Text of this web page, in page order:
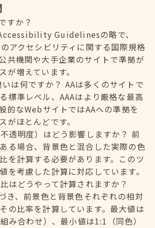
すか？
Guidelinesの略で、
アクセシビリティに関する国際規格
共機関や大手企業のサイトで準拠が
が増えています。
いは何ですか？ AAは多くのサイトで
標準レベル、AAAはより厳格な最高
的なWebサイトではAAへの準拠を
がほとんどです。
透明度）はどう影響しますか？ 前
る場合、背景色と混合した実際の色
を計算する必要があります。このツ
を考慮した計算に対応しています。
はどうやって計算されますか？
き、前景色と背景色それぞれの相対
の比率を計算しています。最大値は
み合わせ）、最小値は1:1（同色）